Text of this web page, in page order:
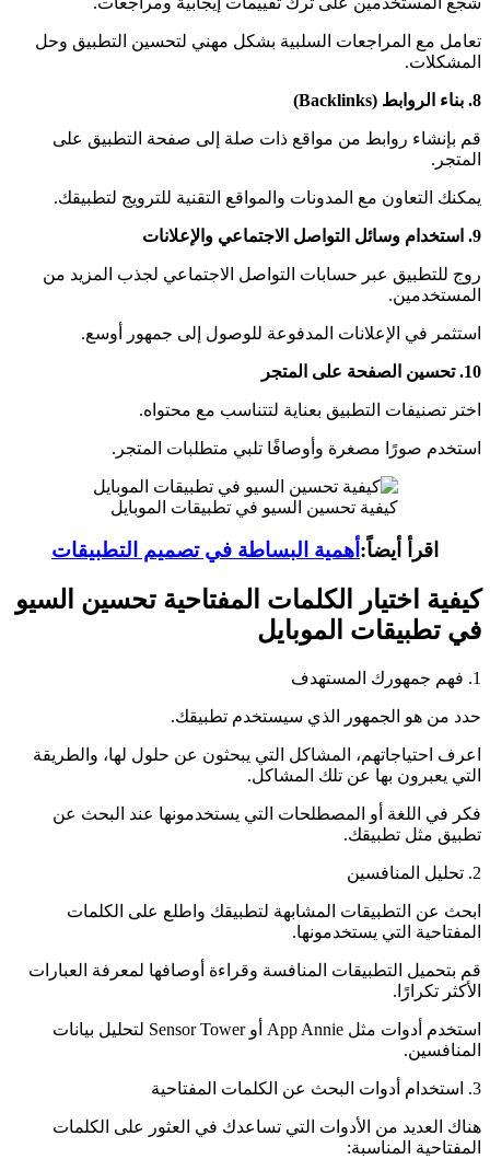
تعامل مع المراجعات السلبية بشكل مهني لتحسين التطبيق وحل
المشكلات.
8. بناء الروابط (Backlinks)
قم بإنشاء روابط من مواقع ذات صلة إلى صفحة التطبيق على
المتجر.
يمكنك التعاون مع المدونات والمواقع التقنية للترويج لتطبيقك.
9. استخدام وسائل التواصل الاجتماعي والإعلانات
روج للتطبيق عبر حسابات التواصل الاجتماعي لجذب المزيد من
المستخدمين.
استثمر في الإعلانات المدفوعة للوصول إلى جمهور أوسع.
10. تحسين الصفحة على المتجر
اختر تصنيفات التطبيق بعناية لتتناسب مع محتواه.
استخدم صورًا مصغرة وأوصافًا تلبي متطلبات المتجر.
كيفية تحسين السيو في تطبيقات الموبايل
اقرأ أيضاً: أهمية البساطة في تصميم التطبيقات
كيفية اختيار الكلمات المفتاحية تحسين السيو
في تطبيقات الموبايل
1. فهم جمهورك المستهدف
حدد من هو الجمهور الذي سيستخدم تطبيقك.
اعرف احتياجاتهم، المشاكل التي يبحثون عن حلول لها، والطريقة
التي يعبرون بها عن تلك المشاكل.
فكر في اللغة أو المصطلحات التي يستخدمونها عند البحث عن
تطبيق مثل تطبيقك.
2. تحليل المنافسين
ابحث عن التطبيقات المشابهة لتطبيقك واطلع على الكلمات
المفتاحية التي يستخدمونها.
قم بتحميل التطبيقات المنافسة وقراءة أوصافها لمعرفة العبارات
الأكثر تكرارًا.
استخدم أدوات مثل App Annie أو Sensor Tower لتحليل بيانات
المنافسين.
3. استخدام أدوات البحث عن الكلمات المفتاحية
هناك العديد من الأدوات التي تساعدك في العثور على الكلمات
المفتاحية المناسبة: